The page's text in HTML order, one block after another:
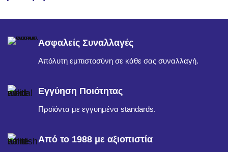
Ασφαλείς Συναλλαγές
Απόλυτη εμπιστοσύνη σε κάθε σας συναλλαγή.
Εγγύηση Ποιότητας
Προϊόντα με εγγυημένα standards.
Από το 1988 με αξιοπιστία